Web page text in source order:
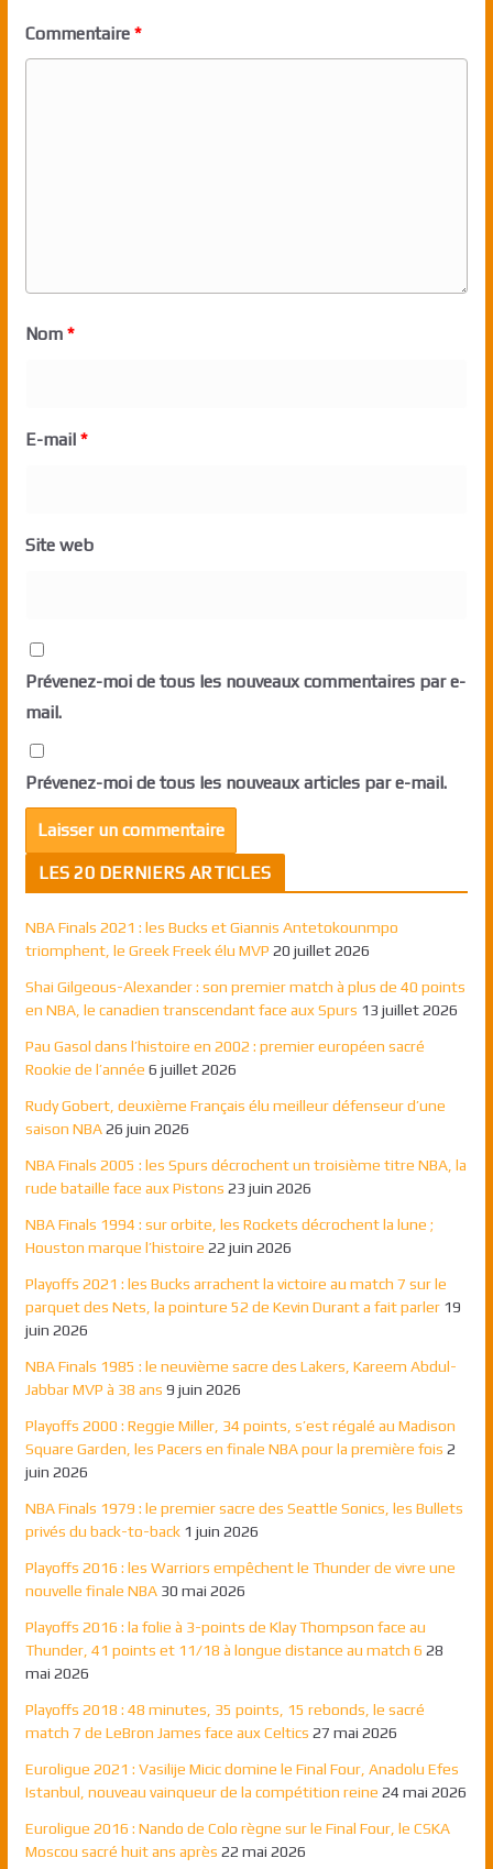
Commentaire *
Nom *
E-mail *
Site web
Prévenez-moi de tous les nouveaux commentaires par e-
mail.
Prévenez-moi de tous les nouveaux articles par e-mail.
LES 20 DERNIERS ARTICLES
NBA Finals 2021 : les Bucks et Giannis Antetokounmpo
triomphent, le Greek Freek élu MVP 20 juillet 2026
Shai Gilgeous-Alexander : son premier match à plus de 40 points
en NBA, le canadien transcendant face aux Spurs 13 juillet 2026
Pau Gasol dans l’histoire en 2002 : premier européen sacré
Rookie de l’année 6 juillet 2026
Rudy Gobert, deuxième Français élu meilleur défenseur d’une
saison NBA 26 juin 2026
NBA Finals 2005 : les Spurs décrochent un troisième titre NBA, la
rude bataille face aux Pistons 23 juin 2026
NBA Finals 1994 : sur orbite, les Rockets décrochent la lune ;
Houston marque l’histoire 22 juin 2026
Playoffs 2021 : les Bucks arrachent la victoire au match 7 sur le
parquet des Nets, la pointure 52 de Kevin Durant a fait parler 19
juin 2026
NBA Finals 1985 : le neuvième sacre des Lakers, Kareem Abdul-
Jabbar MVP à 38 ans 9 juin 2026
Playoffs 2000 : Reggie Miller, 34 points, s’est régalé au Madison
Square Garden, les Pacers en finale NBA pour la première fois 2
juin 2026
NBA Finals 1979 : le premier sacre des Seattle Sonics, les Bullets
privés du back-to-back 1 juin 2026
Playoffs 2016 : les Warriors empêchent le Thunder de vivre une
nouvelle finale NBA 30 mai 2026
Playoffs 2016 : la folie à 3-points de Klay Thompson face au
Thunder, 41 points et 11/18 à longue distance au match 6 28
mai 2026
Playoffs 2018 : 48 minutes, 35 points, 15 rebonds, le sacré
match 7 de LeBron James face aux Celtics 27 mai 2026
Euroligue 2021 : Vasilije Micic domine le Final Four, Anadolu Efes
Istanbul, nouveau vainqueur de la compétition reine 24 mai 2026
Euroligue 2016 : Nando de Colo règne sur le Final Four, le CSKA
Moscou sacré huit ans après 22 mai 2026